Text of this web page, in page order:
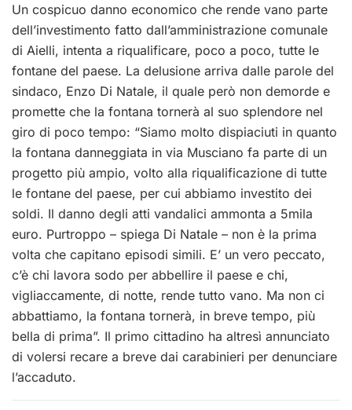
Un cospicuo danno economico che rende vano parte
dell’investimento fatto dall’amministrazione comunale
di Aielli, intenta a riqualificare, poco a poco, tutte le
fontane del paese. La delusione arriva dalle parole del
sindaco, Enzo Di Natale, il quale però non demorde e
promette che la fontana tornerà al suo splendore nel
giro di poco tempo: “Siamo molto dispiaciuti in quanto
la fontana danneggiata in via Musciano fa parte di un
progetto più ampio, volto alla riqualificazione di tutte
le fontane del paese, per cui abbiamo investito dei
soldi. Il danno degli atti vandalici ammonta a 5mila
euro. Purtroppo – spiega Di Natale – non è la prima
volta che capitano episodi simili. E’ un vero peccato,
c’è chi lavora sodo per abbellire il paese e chi,
vigliaccamente, di notte, rende tutto vano. Ma non ci
abbattiamo, la fontana tornerà, in breve tempo, più
bella di prima”. Il primo cittadino ha altresì annunciato
di volersi recare a breve dai carabinieri per denunciare
l’accaduto.